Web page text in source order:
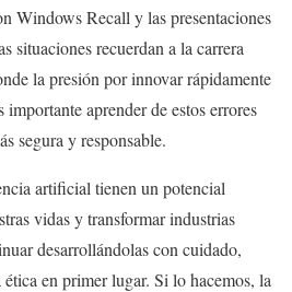
Windows Recall y las presentaciones
situaciones recuerdan a la carrera
la presión por innovar rápidamente
importante aprender de estos errores
segura y responsable.
artificial tienen un potencial
vidas y transformar industrias
desarrollándolas con cuidado,
en primer lugar. Si lo hacemos, la